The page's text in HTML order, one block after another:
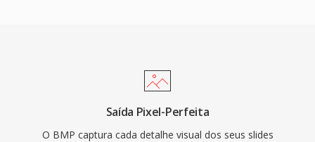
Saída Pixel-Perfeita
O BMP captura cada detalhe visual dos seus slides